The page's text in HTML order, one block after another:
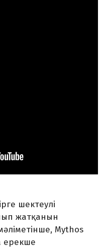
шектеулі
жатқанын
Mythos
ерекше